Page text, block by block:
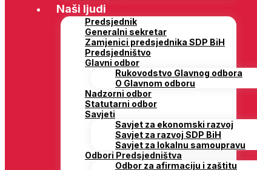
Naši ljudi
Predsjednik
Generalni sekretar
Zamjenici predsjednika SDP BiH
Predsjedništvo
Glavni odbor
Rukovodstvo Glavnog odbora
O Glavnom odboru
Nadzorni odbor
Statutarni odbor
Savjeti
Savjet za ekonomski razvoj
Savjet za razvoj SDP BiH
Savjet za lokalnu samoupravu
Odbori Predsjedništva
Odbor za afirmaciju i zaštitu